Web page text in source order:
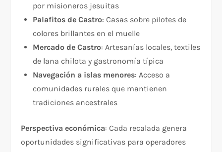
por misioneros jesuitas
Palafitos de Castro: Casas sobre pilotes de
colores brillantes en el muelle
Mercado de Castro: Artesanías locales, textiles
de lana chilota y gastronomía típica
Navegación a islas menores: Acceso a
comunidades rurales que mantienen
tradiciones ancestrales
Perspectiva económica: Cada recalada genera
oportunidades significativas para operadores